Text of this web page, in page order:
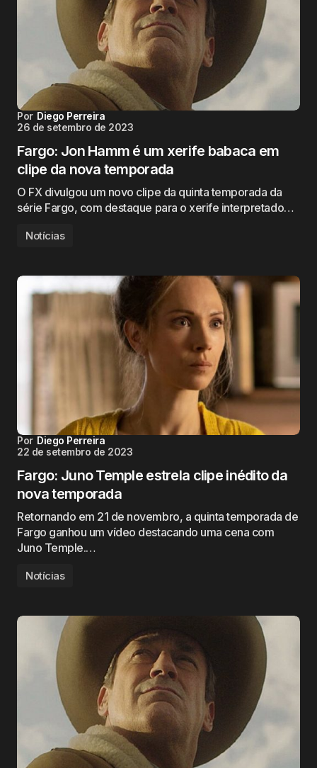
Por Diego Perreira
26 de setembro de 2023
Fargo: Jon Hamm é um xerife babaca em
clipe da nova temporada
O FX divulgou um novo clipe da quinta temporada da
série Fargo, com destaque para o xerife interpretado…
Notícias
Por Diego Perreira
22 de setembro de 2023
Fargo: Juno Temple estrela clipe inédito da
nova temporada
Retornando em 21 de novembro, a quinta temporada de
Fargo ganhou um vídeo destacando uma cena com
Juno Temple.…
Notícias